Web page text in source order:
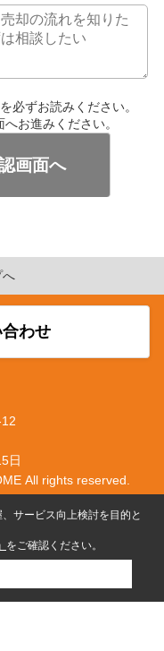
を必ずお読みください。
お進みください。
画面へ
へ
わせ
日
All rights reserved.
サービス向上検討を目的と
をご確認ください。